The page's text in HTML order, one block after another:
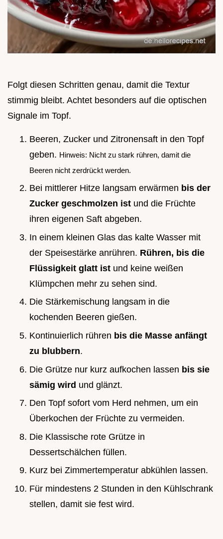
Folgt diesen Schritten genau, damit die Textur
stimmig bleibt. Achtet besonders auf die optischen
Signale im Topf.
Beeren, Zucker und Zitronensaft in den Topf
geben. Hinweis: Nicht zu stark rühren, damit die
Beeren nicht zerdrückt werden.
Bei mittlerer Hitze langsam erwärmen bis der
Zucker geschmolzen ist und die Früchte
ihren eigenen Saft abgeben.
In einem kleinen Glas das kalte Wasser mit
der Speisestärke anrühren. Rühren, bis die
Flüssigkeit glatt ist und keine weißen
Klümpchen mehr zu sehen sind.
Die Stärkemischung langsam in die
kochenden Beeren gießen.
Kontinuierlich rühren bis die Masse anfängt
zu blubbern.
Die Grütze nur kurz aufkochen lassen bis sie
sämig wird und glänzt.
Den Topf sofort vom Herd nehmen, um ein
Überkochen der Früchte zu vermeiden.
Die Klassische rote Grütze in
Dessertschälchen füllen.
Kurz bei Zimmertemperatur abkühlen lassen.
Für mindestens 2 Stunden in den Kühlschrank
stellen, damit sie fest wird.